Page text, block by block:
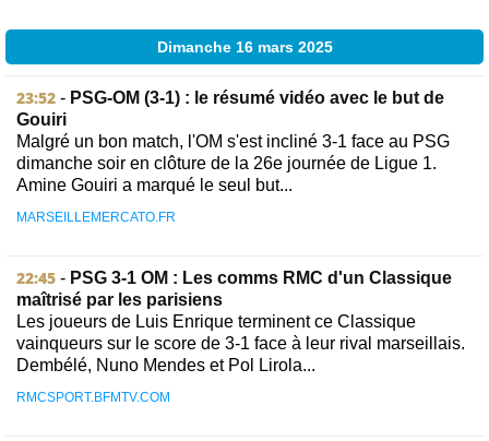
Dimanche 16 mars 2025
23:52 - PSG-OM (3-1) : le résumé vidéo avec le but de
Gouiri
Malgré un bon match, l'OM s'est incliné 3-1 face au PSG
dimanche soir en clôture de la 26e journée de Ligue 1.
Amine Gouiri a marqué le seul but...
MARSEILLEMERCATO.FR
22:45 - PSG 3-1 OM : Les comms RMC d'un Classique
maîtrisé par les parisiens
Les joueurs de Luis Enrique terminent ce Classique
vainqueurs sur le score de 3-1 face à leur rival marseillais.
Dembélé, Nuno Mendes et Pol Lirola...
RMCSPORT.BFMTV.COM